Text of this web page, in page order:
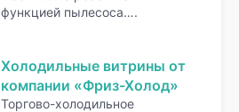
функцией пылесоса….
Холодильные витрины от
компании «Фриз-Холод»
Торгово-холодильное